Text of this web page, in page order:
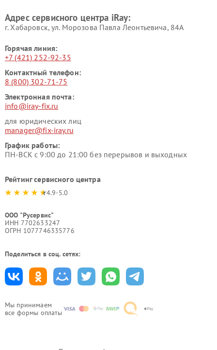
Мы принимаем
все формы оплаты
Адрес сервисного центра iRay:
г. Хабаровск, ул. Морозова Павла Леонтьевича, 84А
Горячая линия:
+7 (421) 252-92-35
Контактный телефон:
8 (800) 302-71-75
Электронная почта:
info@iray-fix.ru
для юридических лиц
manager@fix-iray.ru
График работы:
ПН-ВСК с 9:00 до 21:00 без перерывов и выходных
Рейтинг сервисного центра
4.9-5.0
ООО "Русервис"
ИНН 7702633247
ОГРН 1077746335776
Поделиться в соц. сетях: